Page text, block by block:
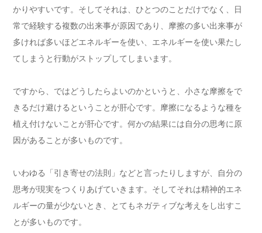
かりやすいです。そしてそれは、ひとつのことだけでなく、日
常で経験する複数の出来事が原因であり、摩擦の多い出来事が
多ければ多いほどエネルギーを使い、エネルギーを使い果たし
てしまうと行動がストップしてしまいます。
ですから、ではどうしたらよいのかというと、小さな摩擦をで
きるだけ避けるということが肝心です。摩擦になるような種を
植え付けないことが肝心です。何かの結果には自分の思考に原
因があることが多いものです。
いわゆる「引き寄せの法則」などと言ったりしますが、自分の
思考が現実をつくりあげていきます。そしてそれは精神的エネ
ルギーの量が少ないとき、とてもネガティブな考えをし出すこ
とが多いものです。